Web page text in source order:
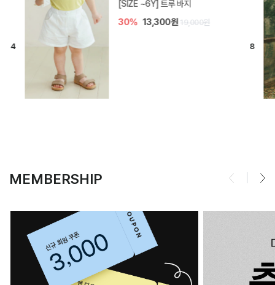
엘로디 니트 아기 바지
20% 16,000원 20,000원
MEMBERSHIP